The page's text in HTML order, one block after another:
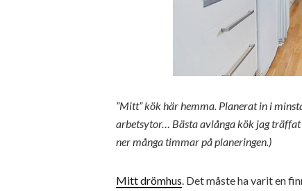
”Mitt” kök här hemma. Planerat in i
arbetsytor… Bästa avlånga kök jag träffat
ner många timmar på planeringen.)
Mitt drömhus. Det måste ha varit en